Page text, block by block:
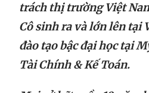
trách thị trường Việt
Cô sinh ra và lớn lên tại
đào tạo bậc đại học tại
Tài Chính & Kế Toán.